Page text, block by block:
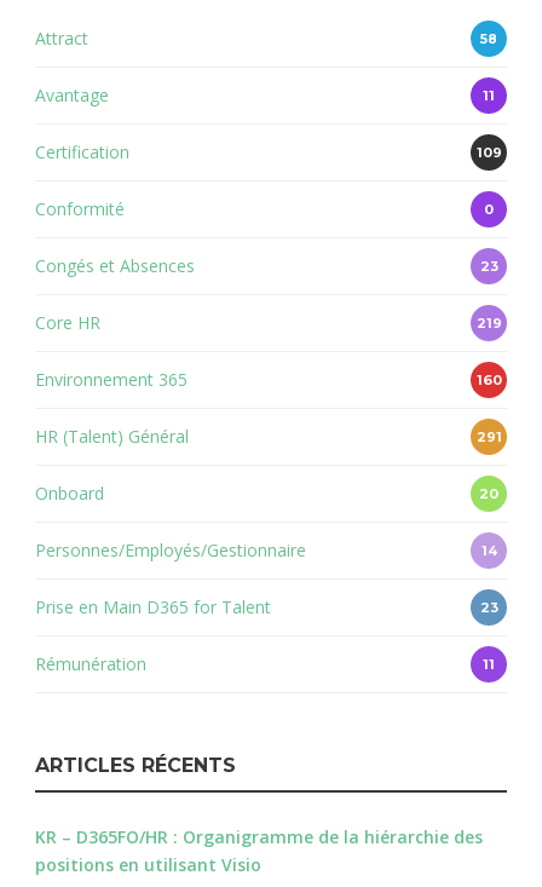
Attract 58
Avantage 11
Certification 109
Conformité 0
Congés et Absences 23
Core HR 219
Environnement 365 160
HR (Talent) Général 291
Onboard 20
Personnes/Employés/Gestionnaire 14
Prise en Main D365 for Talent 23
Rémunération 11
ARTICLES RÉCENTS
KR – D365FO/HR : Organigramme de la hiérarchie des
positions en utilisant Visio